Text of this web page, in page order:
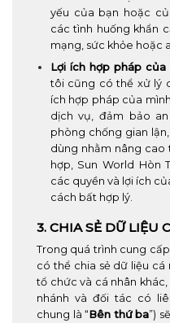
yếu của bạn hoặc
các tình huống khẩn
mạng, sức khỏe hoặc
Lợi ích hợp pháp của
tôi cũng có thể xử lý
ích hợp pháp của
dịch vụ, đảm bảo
phòng chống gian
dùng nhằm nâng cao
hợp, Sun World Hòn
các quyền và lợi ích
cách bất hợp lý.
3. CHIA SẺ DỮ LIỆU
Trong quá trình cung
có thể chia sẻ dữ liệu cá
tổ chức và cá nhân
nhánh và đối tác có
chung là “Bên thứ ba”)